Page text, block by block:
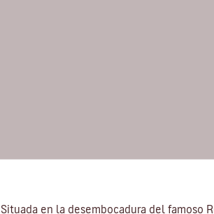
Situada en la desembocadura del famoso